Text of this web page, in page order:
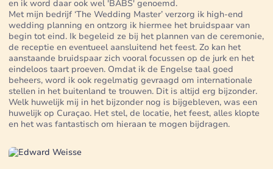
en ik word daar ook wel 'BABS' genoemd.
Met mijn bedrijf ‘The Wedding Master’ verzorg ik high-end
wedding planning en ontzorg ik hiermee het bruidspaar van
begin tot eind. Ik begeleid ze bij het plannen van de ceremonie,
de receptie en eventueel aansluitend het feest. Zo kan het
aanstaande bruidspaar zich vooral focussen op de jurk en het
eindeloos taart proeven. Omdat ik de Engelse taal goed
beheers, word ik ook regelmatig gevraagd om internationale
stellen in het buitenland te trouwen. Dit is altijd erg bijzonder.
Welk huwelijk mij in het bijzonder nog is bijgebleven, was een
huwelijk op Curaçao. Het stel, de locatie, het feest, alles klopte
en het was fantastisch om hieraan te mogen bijdragen.